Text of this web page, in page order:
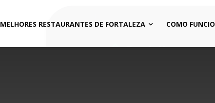
MELHORES RESTAURANTES DE FORTALEZA COMO